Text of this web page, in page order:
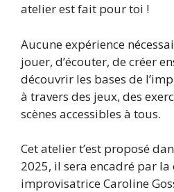
atelier est fait pour toi !
Aucune expérience
jouer, d’écouter, de créer
découvrir les bases de
à travers des jeux, des
scènes accessibles à tous.
Cet atelier t’est proposé
2025, il sera encadré par
improvisatrice Caroline